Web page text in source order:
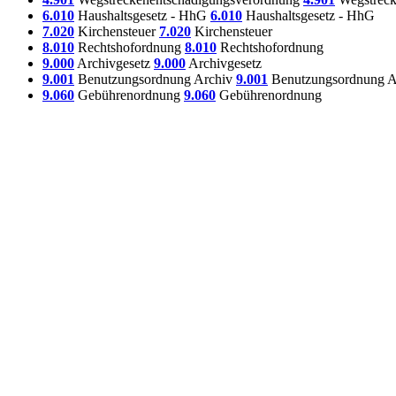
6.010 Haushaltsgesetz - HhG 6.010 Haushaltsgesetz - HhG
7.020 Kirchensteuer 7.020 Kirchensteuer
8.010 Rechtshofordnung 8.010 Rechtshofordnung
9.000 Archivgesetz 9.000 Archivgesetz
9.001 Benutzungsordnung Archiv 9.001 Benutzungsordnung
9.060 Gebührenordnung 9.060 Gebührenordnung